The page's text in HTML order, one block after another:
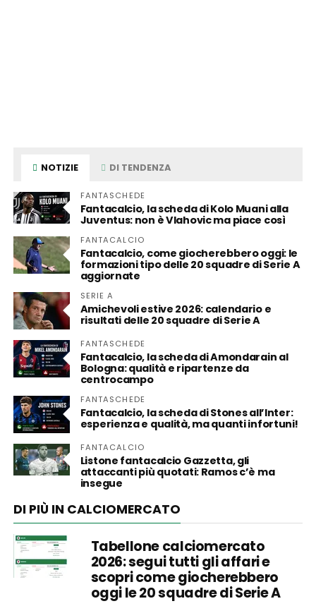
NOTIZIE DI TENDENZA
FANTASCHEDE
Fantacalcio, la scheda di Kolo Muani alla
Juventus: non è Vlahovic ma piace così
FANTACALCIO
Fantacalcio, come giocherebbero oggi: le
formazioni tipo delle 20 squadre di Serie A
aggiornate
SERIE A
Amichevoli estive 2026: calendario e
risultati delle 20 squadre di Serie A
FANTASCHEDE
Fantacalcio, la scheda di Amondarain al
Bologna: qualità e ripartenze da
centrocampo
FANTASCHEDE
Fantacalcio, la scheda di Stones all’Inter:
esperienza e qualità, ma quanti infortuni!
FANTACALCIO
Listone fantacalcio Gazzetta, gli
attaccanti più quotati: Ramos c’è ma
insegue
DI PIÙ IN CALCIOMERCATO
Tabellone calciomercato
2026: segui tutti gli affari e
scopri come giocherebbero
oggi le 20 squadre di Serie A